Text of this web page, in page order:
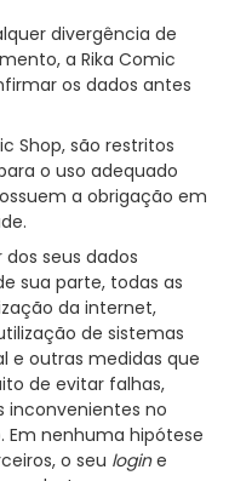
divergência de
a Rika Comic
os dados antes
Shop, são restritos
o uso adequado
a obrigação em
seus dados
sua parte, todas as
da internet,
de sistemas
e outras medidas que
de evitar falhas,
inconvenientes no
Em nenhuma hipótese
o seu logine